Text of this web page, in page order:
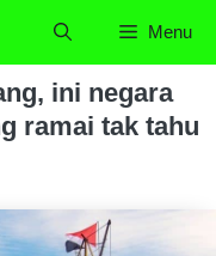
Menu
ini negara
ramai tak tahu